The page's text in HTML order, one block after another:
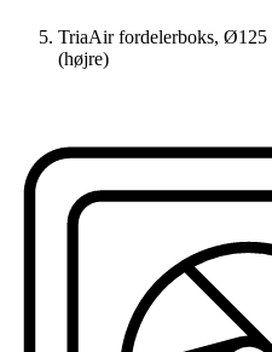
TriaAir fordelerboks,
(højre)